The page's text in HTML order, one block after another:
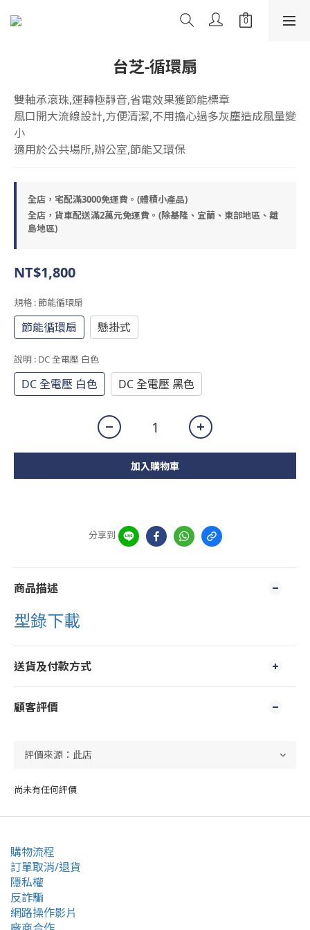
台芝-循環扇
雙軸承滾珠,運轉極靜音,省電效果獲節能標章
風口開大流線設計,方便清潔,不用擔心過多灰塵造成風量變
小
適用於公共場所,辦公室,節能又環保
全店，宅配滿3000免運費。(體積小產品)
全店，貨車配送滿2萬元免運費。(除基隆、宜蘭、東部地區、離
島地區)
NT$1,800
規格 : 節能循環扇
節能循環扇 懸掛式
說明 : DC 全電壓 白色
DC 全電壓 白色 DC 全電壓 黑色
加入購物車
分享到
商品描述
型錄下載
送貨及付款方式
顧客評價
尚未有任何評價
購物流程
訂單取消/退貨
隱私權
反詐騙
網路操作影片